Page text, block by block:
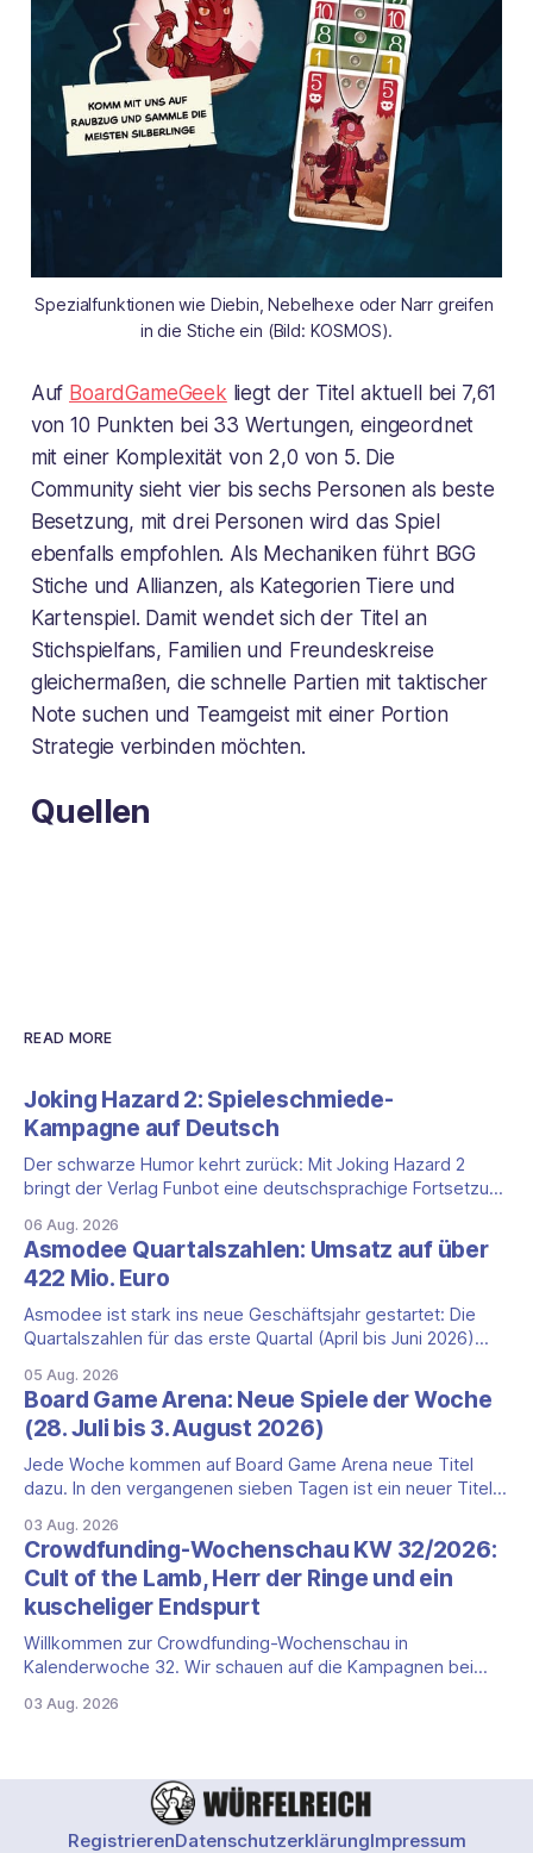
Spezialfunktionen wie Diebin, Nebelhexe oder Narr greifen
in die Stiche ein (Bild: KOSMOS).
Auf BoardGameGeek liegt der Titel aktuell bei 7,61
von 10 Punkten bei 33 Wertungen, eingeordnet
mit einer Komplexität von 2,0 von 5. Die
Community sieht vier bis sechs Personen als beste
Besetzung, mit drei Personen wird das Spiel
ebenfalls empfohlen. Als Mechaniken führt BGG
Stiche und Allianzen, als Kategorien Tiere und
Kartenspiel. Damit wendet sich der Titel an
Stichspielfans, Familien und Freundeskreise
gleichermaßen, die schnelle Partien mit taktischer
Note suchen und Teamgeist mit einer Portion
Strategie verbinden möchten.
Quellen
READ MORE
Joking Hazard 2: Spieleschmiede-
Kampagne auf Deutsch
Der schwarze Humor kehrt zurück: Mit Joking Hazard 2
bringt der Verlag Funbot eine deutschsprachige Fortsetzung
Happiness (Explosm) auf die Spieleschmiede. Wir ordnen
ein, was die Kampagne unter dem Motto „Die fiesen
Comics sind zurück!" bietet und wo sie schweigt.
06 Aug. 2026
Asmodee Quartalszahlen: Umsatz auf über
422 Mio. Euro
Asmodee ist stark ins neue Geschäftsjahr gestartet: Die
Quartalszahlen für das erste Quartal (April bis Juni 2026)
Prozent auf 422,1 Millionen Euro. Getragen wird das
Wachstum weiter von den Sammelkartenspielen, doch
erstmals seit Monaten zeigt auch das klassische
Brettspielgeschäft wieder
05 Aug. 2026
Board Game Arena: Neue Spiele der Woche
(28. Juli bis 3. August 2026)
Jede Woche kommen auf Board Game Arena neue Titel
dazu. In den vergangenen sieben Tagen ist ein neuer Titel
bekanntesten kooperativen Zombiespiele. Wir stellen dir
den Neuzugang mit seinen Eckdaten vor. Zombicide: 2nd
Edition: kooperatives Überleben gegen Zombiehorden Mit
Zombicide: 2nd
03 Aug. 2026
Crowdfunding-Wochenschau KW 32/2026:
Cult of the Lamb, Herr der Ringe und ein
kuscheliger Endspurt
Willkommen zur Crowdfunding-Wochenschau in
Kalenderwoche 32. Wir schauen auf die Kampagnen bei
gestartet sind, kurz vor dem Ende stehen oder aus anderen
deutlich kleinerer Endspurt. Cult
03 Aug. 2026
RegistrierenDatenschutzerklärungImpressum